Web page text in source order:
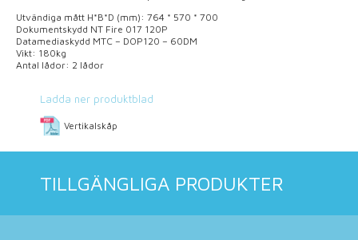
Utvändiga mått H*B*D (mm): 764 * 570 * 700
Dokumentskydd NT Fire 017 120P
Datamediaskydd MTC – DOP120 – 60DM
Vikt: 180kg
Antal lådor: 2 lådor
Ladda ner produktblad
Vertikalskåp
TILLGÄNGLIGA PRODUKTER